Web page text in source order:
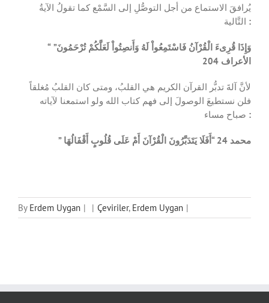
يُرافقَ الاستماع من أجل التوصُّلِ إلى السَّمْع كما تقولُ الآيةُ
:
“ وَإِذَا قُرِىءَ الْقُرْآنُ فَاسْتَمِعُواْ لَهُ وَأَنصِتُواْ لَعَلَّكُمْ تُرْحَمُونَ”
الأعراف 204
لأنَّ آلةَ تدبُّر القرآن الكريم هي القلبُ، ومتى كان القلبُ مُغلقاً
فلن نستطيعَ الوصولَ إلى فهم كتاب الله ولو استمعنا لآياته
:
” محمد 24 “أَفَلَا يَتَدَبَّرُونَ الْقُرْآنَ أَمْ عَلَى قُلُوبٍ أَقْفَالُهَا
By Erdem Uygan | | Çeviriler, Erdem Uygan |